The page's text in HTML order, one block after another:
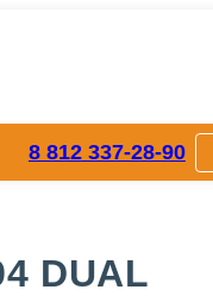
8 812 337-28-90
DUAL